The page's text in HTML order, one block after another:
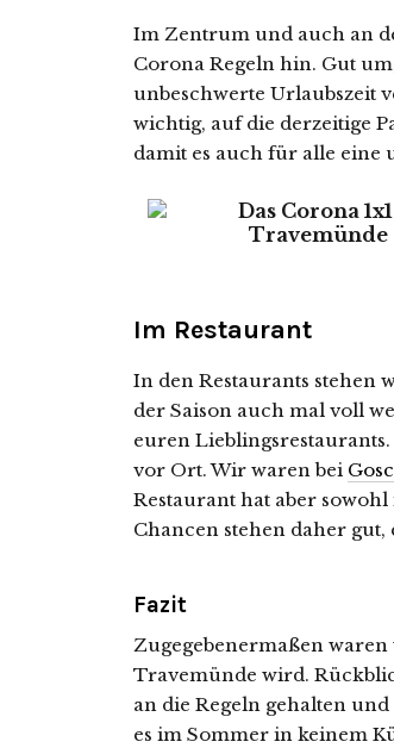
Im Zentrum und auch an
Corona Regeln hin. Gut
unbeschwerte Urlaubszeit
wichtig, auf die derzeitige
damit es auch für alle eine
Im Restaurant
In den Restaurants stehen
der Saison auch mal voll
euren
vor Ort. Wir waren bei
Restaurant hat aber
Chancen stehen daher
Fazit
Zugegebenermaßen
Travemünde wird.
an die Regeln gehalten
es im Sommer in keinem